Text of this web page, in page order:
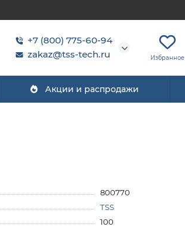
+7 (800) 775-60-94
zakaz@tss-tech.ru
Избранное
Акции и распродажи
800770
TSS
100